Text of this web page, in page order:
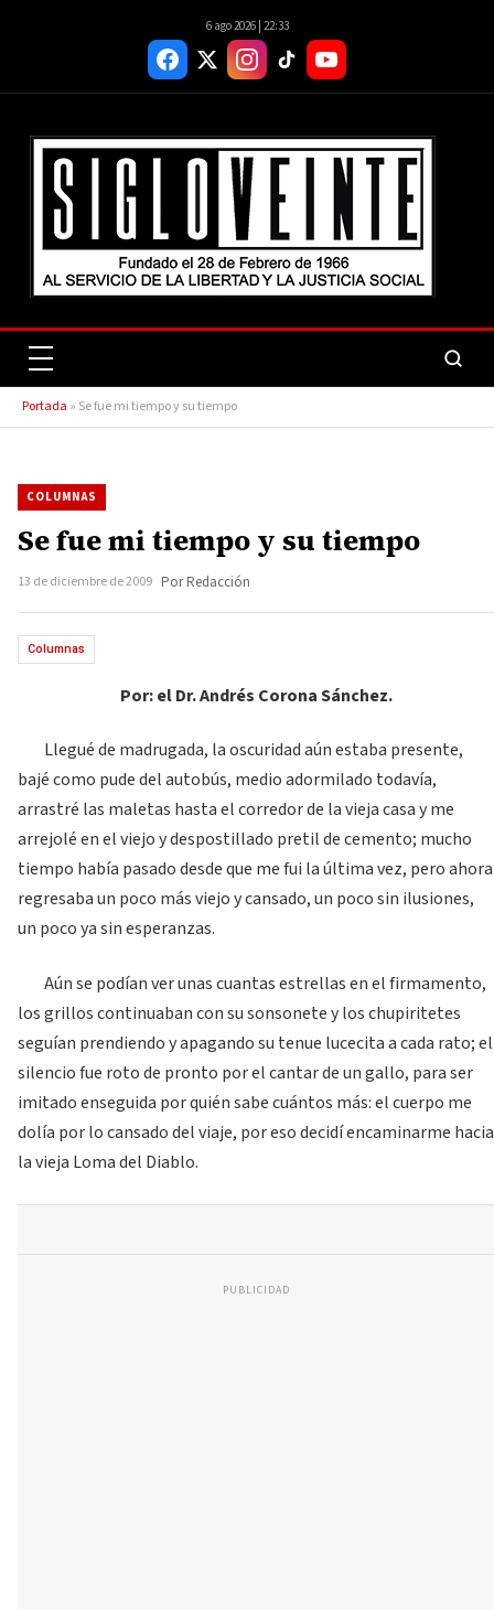
6 ago 2026 | 22:33
Portada » Se fue mi tiempo y su tiempo
COLUMNAS
Se fue mi tiempo y su tiempo
13 de diciembre de 2009 Por Redacción
Columnas
Por: el Dr. Andrés Corona Sánchez.
Llegué de madrugada, la oscuridad aún estaba presente,
bajé como pude del autobús, medio adormilado todavía,
arrastré las maletas hasta el corredor de la vieja casa y me
arrejolé en el viejo y despostillado pretil de cemento; mucho
tiempo había pasado desde que me fui la última vez, pero ahora
regresaba un poco más viejo y cansado, un poco sin ilusiones,
un poco ya sin esperanzas.
Aún se podían ver unas cuantas estrellas en el firmamento,
los grillos continuaban con su sonsonete y los chupiritetes
seguían prendiendo y apagando su tenue lucecita a cada rato; el
silencio fue roto de pronto por el cantar de un gallo, para ser
imitado enseguida por quién sabe cuántos más: el cuerpo me
dolía por lo cansado del viaje, por eso decidí encaminarme hacia
la vieja Loma del Diablo.
PUBLICIDAD